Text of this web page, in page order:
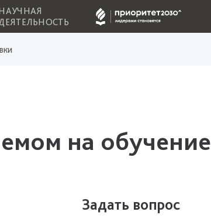
на обучение
Задать вопрос